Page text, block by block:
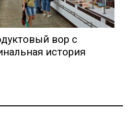
вор с
история